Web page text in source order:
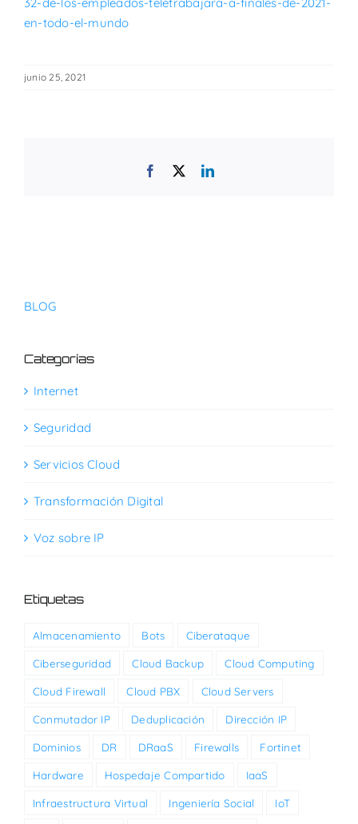
en-todo-el-mundo
junio 25, 2021
Facebook LinkedIn
BLOG
Categorías
Internet
Seguridad
Servicios Cloud
Transformación Digital
Voz sobre IP
Etiquetas
Almacenamiento Bots Ciberataque
Ciberseguridad Cloud Backup Cloud Computing
Cloud Firewall Cloud PBX Cloud Servers
Conmutador IP Deduplicación Dirección IP
Dominios DR DRaaS Firewalls Fortinet
Hardware Hospedaje Compartido IaaS
Infraestructura Virtual Ingeniería Social IoT